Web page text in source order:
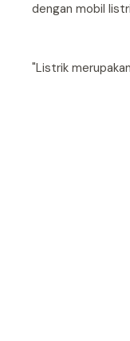
dengan mobil
"Listrik